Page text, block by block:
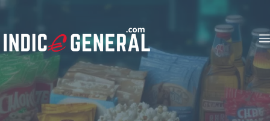
Aller
contenu